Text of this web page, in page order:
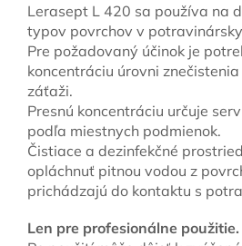
Lerasept L 420 sa používa na
typov povrchov v
Pre požadovaný účinok je
koncentráciu úrovni
záťaži.
Presnú koncentráciu určuje
podľa miestnych podmienok.
Čistiace a dezinfekčné
opláchnuť pitnou vodou z
prichádzajú do kontaktu s
Len pre profesionálne použitie.